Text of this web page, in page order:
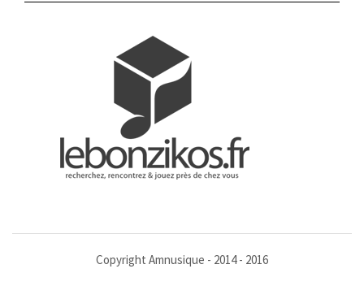
Copyright Amnusique - 2014 - 2016